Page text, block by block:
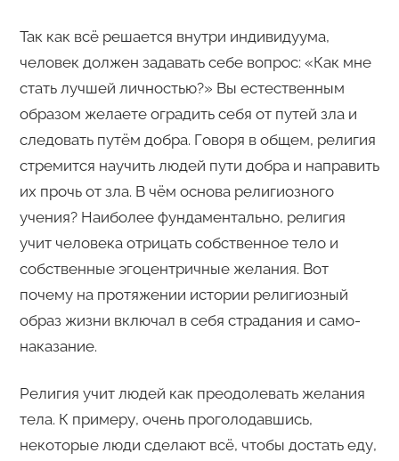
Так как всё решается внутри индивидуума,
человек должен задавать себе вопрос: «Как мне
стать лучшей личностью?» Вы естественным
образом желаете оградить себя от путей зла и
следовать путём добра. Говоря в общем, религия
стремится научить людей пути добра и направить
их прочь от зла. В чём основа религиозного
учения? Наиболее фундаментально, религия
учит человека отрицать собственное тело и
собственные эгоцентричные желания. Вот
почему на протяжении истории религиозный
образ жизни включал в себя страдания и само-
наказание.
Религия учит людей как преодолевать желания
тела. К примеру, очень проголодавшись,
некоторые люди сделают всё, чтобы достать еду,